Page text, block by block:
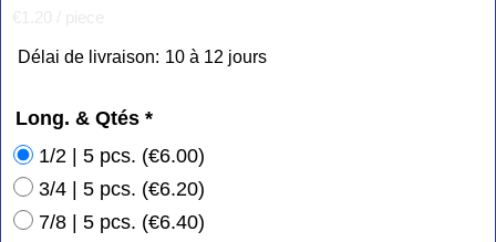
Délai de livraison: 10 à 12 jours
Long. & Qtés *
1/2 | 5 pcs. (€6.00)
3/4 | 5 pcs. (€6.20)
7/8 | 5 pcs. (€6.40)